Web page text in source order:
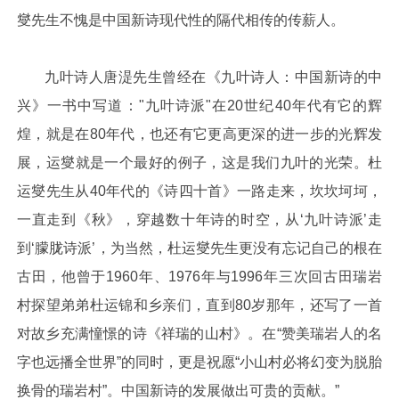
燮先生不愧是中国新诗现代性的隔代相传的传薪人。
九叶诗人唐湜先生曾经在《九叶诗人：中国新诗的中
兴》一书中写道："九叶诗派"在20世纪40年代有它的辉
煌，就是在80年代，也还有它更高更深的进一步的光辉发
展，运燮就是一个最好的例子，这是我们九叶的光荣。杜
运燮先生从40年代的《诗四十首》一路走来，坎坎坷坷，
一直走到《秋》，穿越数十年诗的时空，从‘九叶诗派’走
到‘朦胧诗派’，为当然，杜运燮先生更没有忘记自己的根在
古田，他曾于1960年、1976年与1996年三次回古田瑞岩
村探望弟弟杜运锦和乡亲们，直到80岁那年，还写了一首
对故乡充满憧憬的诗《祥瑞的山村》。在“赞美瑞岩人的名
字也远播全世界”的同时，更是祝愿“小山村必将幻变为脱胎
换骨的瑞岩村”。中国新诗的发展做出可贵的贡献。”